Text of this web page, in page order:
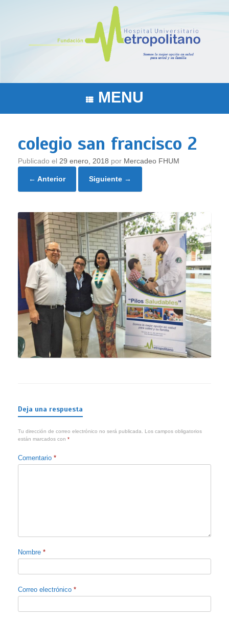
MENU
colegio san francisco 2
Publicado el 29 enero, 2018 por Mercadeo FHUM
← Anterior Siguiente →
Deja una respuesta
Tu dirección de correo electrónico no será publicada.
Los campos obligatorios
están marcados con *
Comentario *
Nombre *
Correo electrónico *